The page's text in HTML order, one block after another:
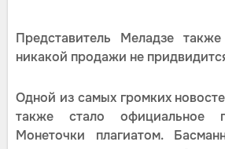
Представитель Меладзе
никакой продажи не
Одной из самых громких
также стало официальное
Монеточки плагиатом.